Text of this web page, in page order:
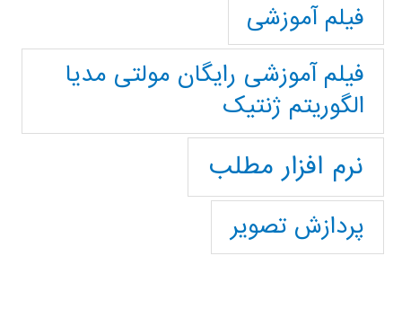
فیلم آموزشی
فیلم آموزشی رایگان مولتی مدیا
الگوریتم ژنتیک
نرم افزار مطلب
پردازش تصویر